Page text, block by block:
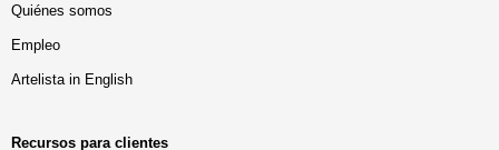
Quiénes somos
Empleo
Artelista in English
Recursos para clientes